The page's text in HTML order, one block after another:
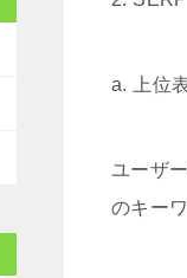
a. 上位
ユーザ
のキー